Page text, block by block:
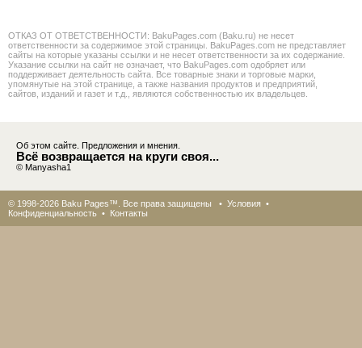
ОТКАЗ ОТ ОТВЕТСТВЕННОСТИ: BakuPages.com (Baku.ru) не несет
ответственности за содержимое этой страницы. BakuPages.com не представляет
сайты на которые указаны ссылки и не несет ответственности за их содержание.
Указание ссылки на сайт не означает, что BakuPages.com одобряет или
поддерживает деятельность сайта. Все товарные знаки и торговые марки,
упомянутые на этой странице, а также названия продуктов и предприятий,
сайтов, изданий и газет и т.д., являются собственностью их владельцев.
Об этом сайте. Предложения и мнения.
Всё возвращается на круги своя...
© Manyasha1
© 1998-2026 Baku Pages™. Все права защищены • Условия •
Конфиденциальность • Контакты